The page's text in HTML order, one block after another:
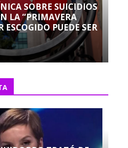
SOBRE SUICIDIOS
LA “PRIMAVERA
ESCOGIDO PUEDE SER